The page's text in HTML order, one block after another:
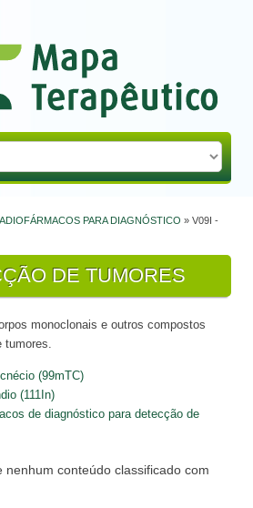
PARA DIAGNÓSTICO » V09I -
DE TUMORES
monoclonais e outros compostos
(99mTC)
(111In)
de diagnóstico para detecção de
nenhum conteúdo classificado com